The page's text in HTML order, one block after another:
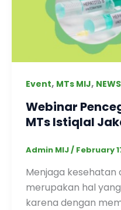
Event, MTs MIJ, NEWS
Webinar
MTs Istiqlal
Admin MIJ/ February
Menjaga
merupakan hal
karena dengan